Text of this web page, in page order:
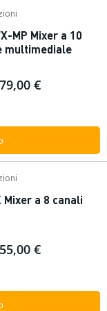
MP Mixer a 10
multimediale
€
Mixer a 8 canali
€